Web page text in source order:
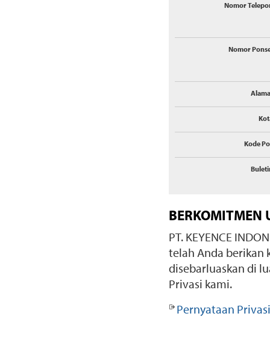
Nomor
Nomor
Kode
BERKOMITMEN
PT. KEYENCE
telah Anda berikan
disebarluaskan di
Privasi kami.
Pernyataan Privasi